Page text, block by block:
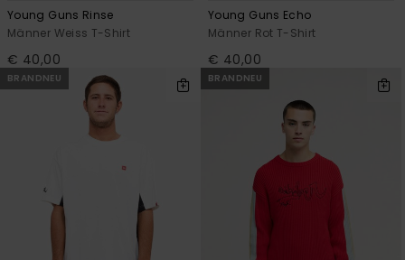
Young Guns Rinse
Männer Weiss T-Shirt
€ 40,00
Young Guns Echo
Männer Rot T-Shirt
€ 40,00
BRANDNEU BRANDNEU